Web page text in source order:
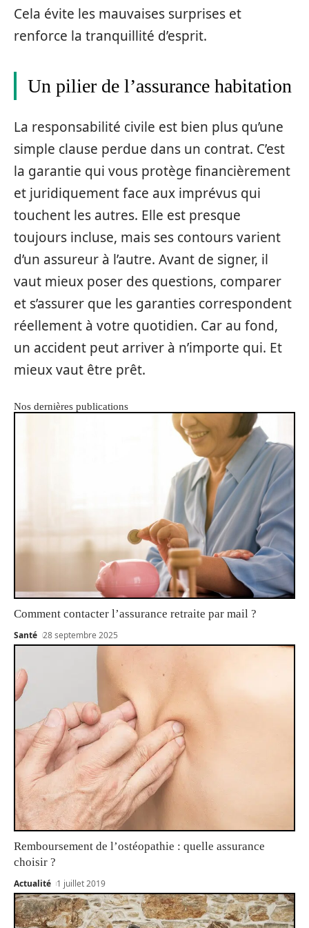
Cela évite les mauvaises surprises et
renforce la tranquillité d’esprit.
Un pilier de l’assurance habitation
La responsabilité civile est bien plus qu’une
simple clause perdue dans un contrat. C’est
la garantie qui vous protège financièrement
et juridiquement face aux imprévus qui
touchent les autres. Elle est presque
toujours incluse, mais ses contours varient
d’un assureur à l’autre. Avant de signer, il
vaut mieux poser des questions, comparer
et s’assurer que les garanties correspondent
réellement à votre quotidien. Car au fond,
un accident peut arriver à n’importe qui. Et
mieux vaut être prêt.
Nos dernières publications
Comment contacter l’assurance retraite par mail ?
Santé 28 septembre 2025
Remboursement de l’ostéopathie : quelle assurance
choisir ?
Actualité 1 juillet 2019